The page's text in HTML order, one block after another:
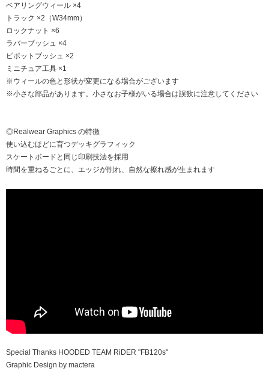
ベアリングウィール ×4
トラック ×2（W34mm）
ロックナット ×6
ラバーブッシュ ×4
ピボットブッシュ ×2
ミニチュア工具 ×1
※ウィールの色と形状が変更になる場合がございます
※小さな部品があります。小さなお子様がいる場合は誤飲に注意してください
◎Realwear Graphics の特徴
使い込むほどに育つデッキグラフィック
スケートボードと同じ印刷技法を採用
時間を重ねるごとに、エッジが削れ、自然な擦れ感が生まれます
Special Thanks HOODED TEAM RiDER "FB120s"
Graphic Design by mactera